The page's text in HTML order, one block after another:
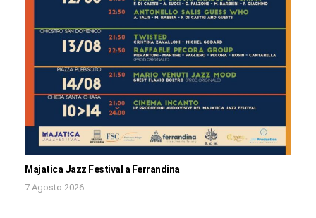
Majatica Jazz Festival a Ferrandina
7 Agosto 2026